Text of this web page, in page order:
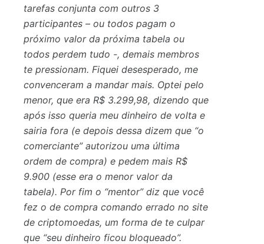
tarefas conjunta com outros 3
participantes – ou todos pagam o
próximo valor da próxima tabela ou
todos perdem tudo -, demais membros
te pressionam. Fiquei desesperado, me
convenceram a mandar mais. Optei pelo
menor, que era R$ 3.299,98, dizendo que
após isso queria meu dinheiro de volta e
sairia fora (e depois dessa dizem que “o
comerciante” autorizou uma última
ordem de compra) e pedem mais R$
9.900 (esse era o menor valor da
tabela). Por fim o “mentor” diz que você
fez o de compra comando errado no site
de criptomoedas, um forma de te culpar
que “seu dinheiro ficou bloqueado”.